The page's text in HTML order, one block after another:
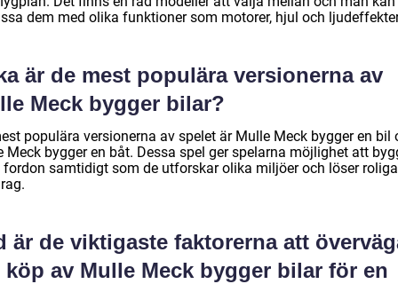
dem med olika funktioner som motorer, hjul och
är de mest populära versionerna av
Meck bygger bilar?
populära versionerna av spelet är Mulle Meck bygger en bil
Meck bygger en båt. Dessa spel ger spelarna möjlighet att
fordon samtidigt som de utforskar olika miljöer och löser roliga
är de viktigaste faktorerna att
av Mulle Meck bygger bilar för en